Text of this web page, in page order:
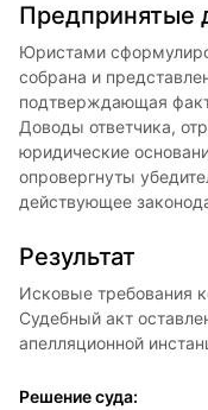
Предпринятые
Юристами
собрана и
подтверждающая
Доводы ответчика,
юридические
опровергнуты
действующее
Результат
Исковые требования
Судебный акт
апелляционной
Решение суда: